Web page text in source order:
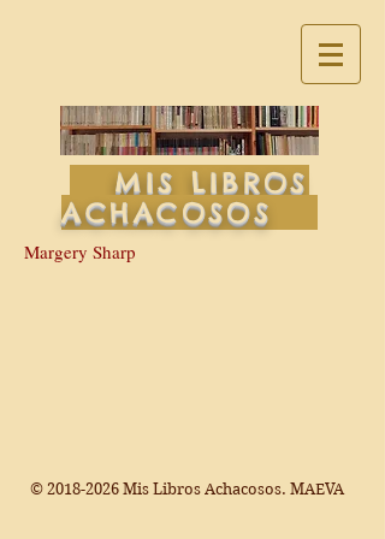
MIS LIBROS
ACHACOSOS
Margery Sharp
© 2018-2026 Mis Libros Achacosos. MAEVA